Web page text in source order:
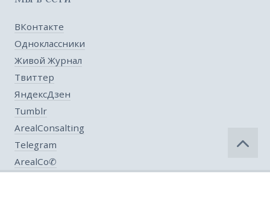
ВКонтакте
Одноклассники
Живой Журнал
Твиттер
ЯндексДзен
Tumblr
ArealConsalting
Telegram
ArealCo✆